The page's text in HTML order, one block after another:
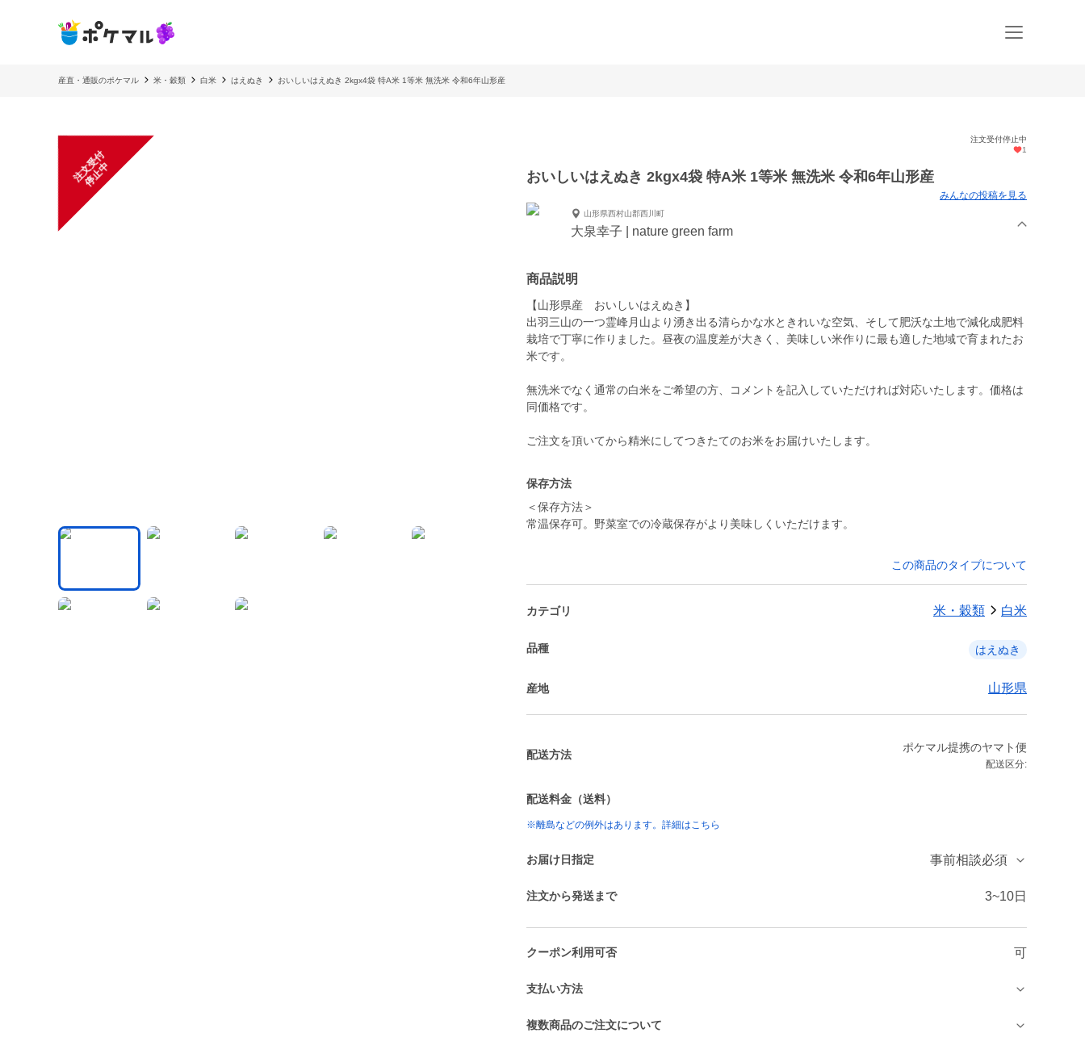
産直・通販のポケマル 米・穀類 白米 はえぬき おいしいはえぬき 2kgx4袋 特A米 1等米 無洗米 令和6年山形産
注
文
受
付
停
止
中
注文受付停止中
1
おいしいはえぬき 2kgx4袋 特A米 1等米 無洗米 令和6年山形産
みんなの投稿を見る
山形県西村山郡西川町
大泉幸子 | nature green farm
商品説明
【山形県産 おいしいはえぬき】
出羽三山の一つ霊峰月山より湧き出る清らかな水ときれいな空気、そして肥沃な土地で減化成肥料
栽培で丁寧に作りました。昼夜の温度差が大きく、美味しい米作りに最も適した地域で育まれたお
米です。
無洗米でなく通常の白米をご希望の方、コメントを記入していただければ対応いたします。価格は
同価格です。
ご注文を頂いてから精米にしてつきたてのお米をお届けいたします。
保存方法
＜保存方法＞
常温保存可。野菜室での冷蔵保存がより美味しくいただけます。
この商品のタイプについて
カテゴリ 米・穀類 白米
品種 はえぬき
産地 山形県
配送方法
ポケマル提携のヤマト便
配送区分:
配送料金（送料）
※離島などの例外はあります。詳細はこちら
お届け日指定 事前相談必須
注文から発送まで 3~10日
クーポン利用可否 可
支払い方法
複数商品のご注文について